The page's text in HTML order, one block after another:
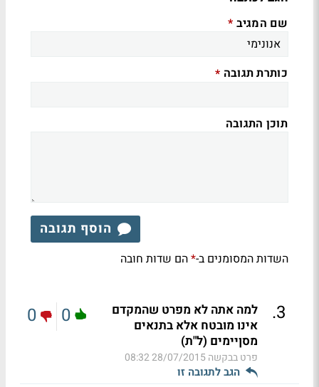
שם המגיב *
כותרת תגובה *
תוכן התגובה
הוסף תגובה
השדות המסומנים ב-*הם שדות חובה
3
.
למה אתה לא מפרט שהמקדם
אינו מובטח אלא בתנאים
מסןיימים (ל"ת)
פרט בבקשה28/07/2015 08:32
הגב לתגובה זו
0
0